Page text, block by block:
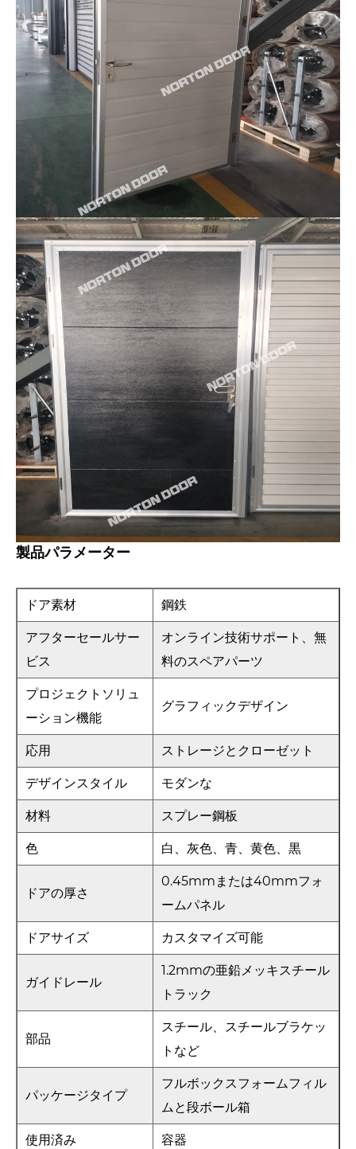
製品パラメーター
ドア素材 鋼鉄
アフターセールサー
ビス
オンライン技術サポート、無
料のスペアパーツ
プロジェクトソリュ
ーション機能
グラフィックデザイン
応用 ストレージとクローゼット
デザインスタイル モダンな
材料 スプレー鋼板
色 白、灰色、青、黄色、黒
ドアの厚さ
0.45mmまたは40mmフォ
ームパネル
ドアサイズ カスタマイズ可能
ガイドレール
1.2mmの亜鉛メッキスチール
トラック
部品
スチール、スチールブラケッ
トなど
パッケージタイプ
フルボックスフォームフィル
ムと段ボール箱
使用済み 容器